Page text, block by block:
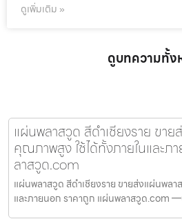
ดูเพิ่มเติม »
ดูบทความทั้ง
แผ่นพลาสวูด สีดำเชียงราย ขา
คุณภาพสูง ใช้ได้ทั้งภายในและ
ลาสวูด.com
แผ่นพลาสวูด สีดำเชียงราย ขายส่งแผ่นพล
และภายนอก ราคาถูก แผ่นพลาสวูด.com